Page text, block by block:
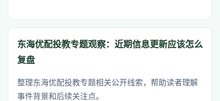
东海优配投教专题观察：近期信息更新应该怎么
复盘
整理东海优配投教专题相关公开线索，帮助读者理解
事件背景和后续关注点。